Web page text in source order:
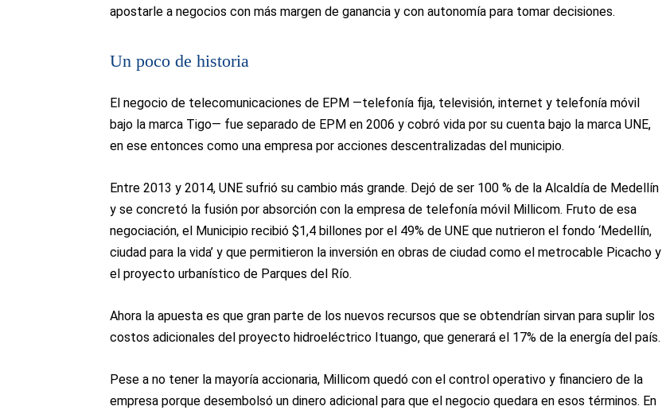
apostarle a negocios con más margen de ganancia y con autonomía para tomar decisiones.
Un poco de historia
El negocio de telecomunicaciones de EPM —telefonía fija, televisión, internet y telefonía móvil
bajo la marca Tigo— fue separado de EPM en 2006 y cobró vida por su cuenta bajo la marca UNE,
en ese entonces como una empresa por acciones descentralizadas del municipio.
Entre 2013 y 2014, UNE sufrió su cambio más grande. Dejó de ser 100 % de la Alcaldía de Medellín
y se concretó la fusión por absorción con la empresa de telefonía móvil Millicom. Fruto de esa
negociación, el Municipio recibió $1,4 billones por el 49% de UNE que nutrieron el fondo ‘Medellín,
ciudad para la vida’ y que permitieron la inversión en obras de ciudad como el metrocable Picacho y
el proyecto urbanístico de Parques del Río.
Ahora la apuesta es que gran parte de los nuevos recursos que se obtendrían sirvan para suplir los
costos adicionales del proyecto hidroeléctrico Ituango, que generará el 17% de la energía del país.
Pese a no tener la mayoría accionaria, Millicom quedó con el control operativo y financiero de la
empresa porque desembolsó un dinero adicional para que el negocio quedara en esos términos. En